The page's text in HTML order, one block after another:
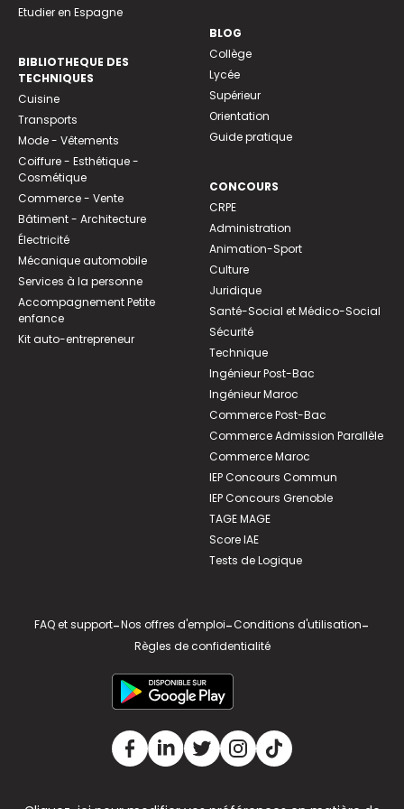
Etudier en Espagne
BIBLIOTHEQUE DES
TECHNIQUES
Cuisine
Transports
Mode - Vêtements
Coiffure - Esthétique -
Cosmétique
Commerce - Vente
Bâtiment - Architecture
Électricité
Mécanique automobile
Services à la personne
Accompagnement Petite
enfance
Kit auto-entrepreneur
BLOG
Collège
Lycée
Supérieur
Orientation
Guide pratique
CONCOURS
CRPE
Administration
Animation-Sport
Culture
Juridique
Santé-Social et Médico-Social
Sécurité
Technique
Ingénieur Post-Bac
Ingénieur Maroc
Commerce Post-Bac
Commerce Admission Parallèle
Commerce Maroc
IEP Concours Commun
IEP Concours Grenoble
TAGE MAGE
Score IAE
Tests de Logique
FAQ et support-Nos offres d'emploi-Conditions d'utilisation-
Règles de confidentialité